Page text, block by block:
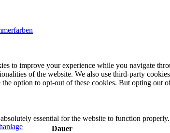
to improve your experience while you navigate
of the website. We also use third-party
the option to opt-out of these cookies. But opting out
essential for the website to function
Dauer